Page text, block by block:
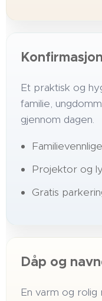
Konfirmasjon
Et praktisk og
familie,
gjennom dagen.
Projektor og
Gratis
Dåp og
En varm og